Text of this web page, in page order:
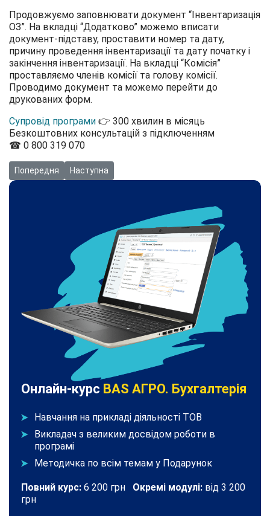
Продовжуємо заповнювати документ “Інвентаризація
ОЗ”. На вкладці “Додатково” можемо вписати
документ-підставу, проставити номер та дату,
причину проведення інвентаризації та дату початку і
закінчення інвентаризації. На вкладці “Комісія”
проставляємо членів комісії та голову комісії.
Проводимо документ та можемо перейти до
друкованих форм.
Супровід програми 👉 300 хвилин в місяць
Безкоштовних консультацій з підключенням
☎ 0 800 319 070
Попередня стаття: Відео: Інвентаризація товарів на складі,
Попередня Наступна стаття: Відео: Зміна податкового
Наступна
Онлайн-курс BAS АГРО. Бухгалтерія
Навчання на прикладі діяльності ТОВ
Викладач з великим досвідом роботи в
програмі
Методичка по всім темам у Подарунок
Повний курс: 6 200 грн Окремі модулі: від 3 200
грн